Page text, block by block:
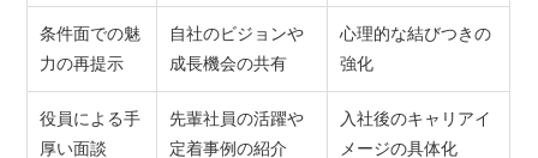
条件面での魅
力の再提示
自社のビジョンや
成長機会の共有
心理的な結びつきの
強化
役員による手
厚い面談
先輩社員の活躍や
定着事例の紹介
入社後のキャリアイ
メージの具体化